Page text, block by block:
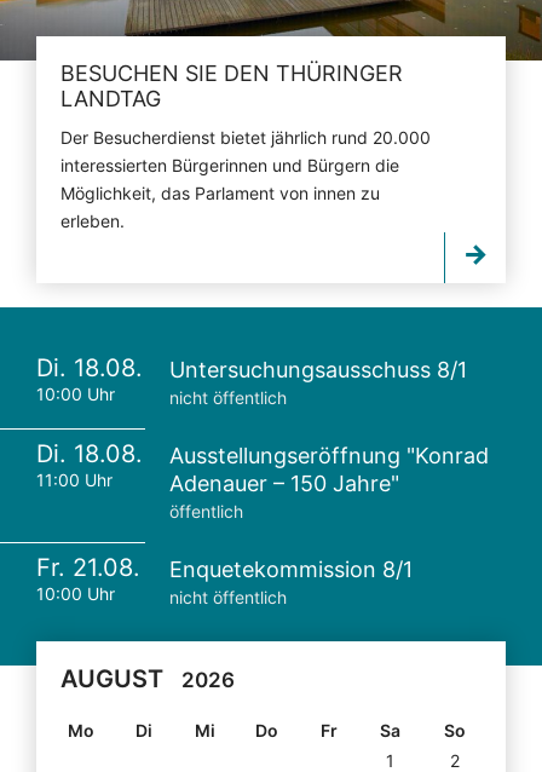
BESUCHEN SIE DEN THÜRINGER
LANDTAG
Der Besucherdienst bietet jährlich rund 20.000
interessierten Bürgerinnen und Bürgern die
Möglichkeit, das Parlament von innen zu
erleben.
Di. 18.08.
10:00 Uhr
Untersuchungsausschuss 8/1
nicht öffentlich
Di. 18.08.
11:00 Uhr
Ausstellungseröffnung "Konrad
Adenauer – 150 Jahre"
öffentlich
Fr. 21.08.
10:00 Uhr
Enquetekommission 8/1
nicht öffentlich
AUGUST 2026
Mo Di Mi Do Fr Sa
So
1
2